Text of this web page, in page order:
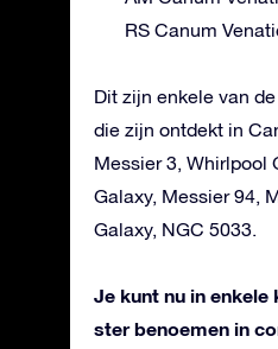
RS Canum
Dit zijn enkele van
die zijn ontdekt in
Messier 3, Whirlpool
Galaxy, Messier 94,
Galaxy, NGC 5033.
Je kunt nu in enkele
ster benoemen in